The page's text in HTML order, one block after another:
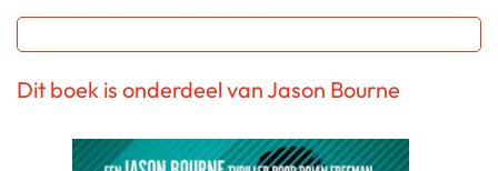
Dit boek is onderdeel van Jason Bourne